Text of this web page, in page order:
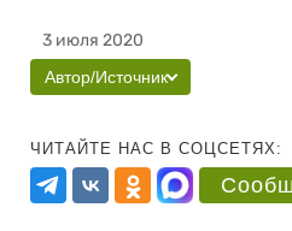
3 июля 2020
Автор/Источник
ЧИТАЙТЕ НАС В СОЦСЕТЯХ: